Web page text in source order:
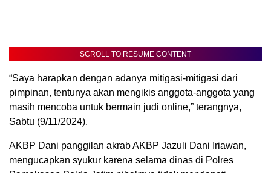
SCROLL TO RESUME CONTENT
“Saya harapkan dengan adanya mitigasi-mitigasi dari
pimpinan, tentunya akan mengikis anggota-anggota yang
masih mencoba untuk bermain judi online,” terangnya,
Sabtu (9/11/2024).
AKBP Dani panggilan akrab AKBP Jazuli Dani Iriawan,
mengucapkan syukur karena selama dinas di Polres